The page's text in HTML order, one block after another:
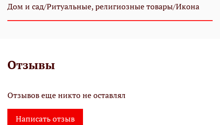
Дом и сад/Ритуальные, религиозные товары/Икона
Отзывы
Отзывов еще никто не оставлял
Написать отзыв